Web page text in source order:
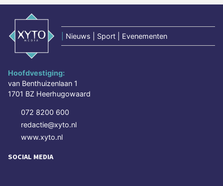
Nieuws | Sport | Evenementen
Hoofdvestiging:
van Benthuizenlaan 1
1701 BZ Heerhugowaard
072 8200 600
redactie@xyto.nl
www.xyto.nl
SOCIAL MEDIA